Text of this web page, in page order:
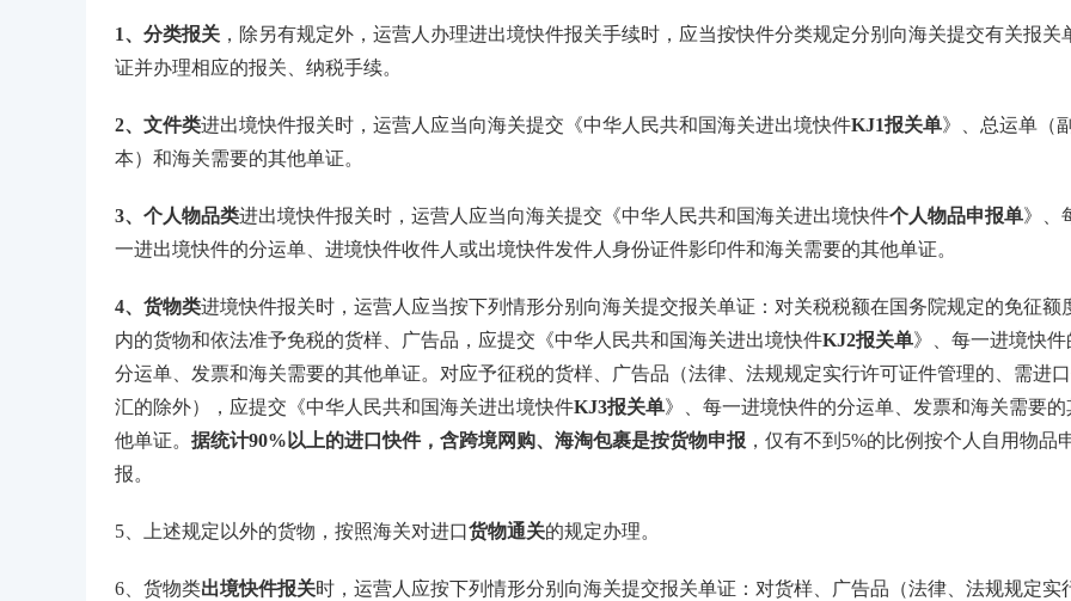
1、分类报关 ，除另有规定外，运营人办理进出境快件报关手续时，应当按快件分类规定分别向海关提交有关报关
证并办理相应的报关、纳税手续。
2、文件类进出境快件报关时，运营人应当向海关提交《中华人民共和国海关进出境快件KJ1报关单》、总运单（副
本）和海关需要的其他单证。
3、个人物品类进出境快件报关时，运营人应当向海关提交《中华人民共和国海关进出境快件个人物品申报单》、
一进出境快件的分运单、进境快件收件人或出境快件发件人身份证件影印件和海关需要的其他单证。
4、货物类进境快件报关时，运营人应当按下列情形分别向海关提交报关单证：对关税税额在国务院规定的免征额
内的货物和依法准予免税的货样、广告品，应提交《中华人民共和国海关进出境快件KJ2报关单》、每一进境快件
分运单、发票和海关需要的其他单证。对应予征税的货样、广告品（法律、法规规定实行许可证件管理的、需进
汇的除外），应提交《中华人民共和国海关进出境快件KJ3报关单》、每一进境快件的分运单、发票和海关需要的
他单证。 据统计90%以上的进口快件，含跨境网购、海淘包裹是按货物申报 ，仅有不到5%的比例按个人自用物品
报。
5、上述规定以外的货物，按照海关对进口货物通关的规定办理。
6、货物类出境快件报关时，运营人应按下列情形分别向海关提交报关单证：对货样、广告品（法律、法规规定实